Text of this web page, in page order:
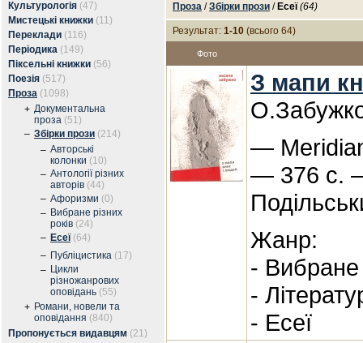
Культурологія (47)
Мистецькі книжки (11)
Переклади (116)
Періодика (149)
Піксельні книжки (56)
Поезія (517)
Проза (1098)
+ Документальна
проза (51)
– Збірки прози (214)
– Авторські
колонки (10)
– Антології різних
авторів (44)
– Афоризми (0)
– Вибране різних
років (24)
– Есеї (64)
– Публіцистика (17)
– Цикли
різножанрових
оповідань (55)
+ Романи, новели та
оповідання (840)
Пропонується видавцям (21)
Проза /Збірки прози / Есеї (64)
Результат: 1-10 (всього 64)
Фото
З мапи
—
— 376 с.
Жанр:
- Вибране
-
- Есеї